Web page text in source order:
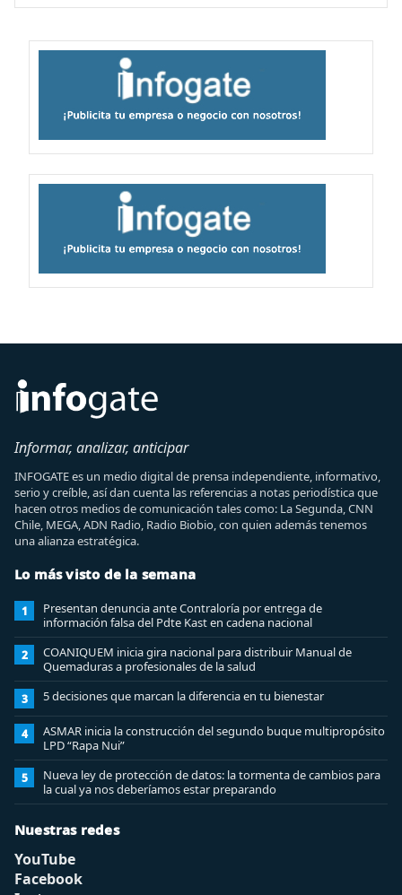
Informar, analizar, anticipar
INFOGATE es un medio digital de prensa independiente, informativo,
serio y creíble, así dan cuenta las referencias a notas periodística que
hacen otros medios de comunicación tales como: La Segunda, CNN
Chile, MEGA, ADN Radio, Radio Biobio, con quien además tenemos
una alianza estratégica.
Lo más visto de la semana
1
Presentan denuncia ante Contraloría por entrega de
información falsa del Pdte Kast en cadena nacional
2
COANIQUEM inicia gira nacional para distribuir Manual de
Quemaduras a profesionales de la salud
3 5 decisiones que marcan la diferencia en tu bienestar
4
ASMAR inicia la construcción del segundo buque multipropósito
LPD “Rapa Nui”
5
Nueva ley de protección de datos: la tormenta de cambios para
la cual ya nos deberíamos estar preparando
Nuestras redes
YouTube
Facebook